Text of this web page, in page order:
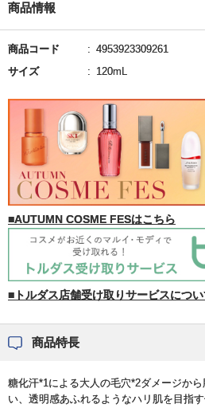
商品情報
商品コード
4953923309261
サイズ
120mL
■AUTUMN COSME FESはこちら
■トルダス店舗受け取りサービスにつ
商品特長
糖化汗*1による大人の毛穴*2ダメージか
い、透明感あふれるようなハリ肌を目指す